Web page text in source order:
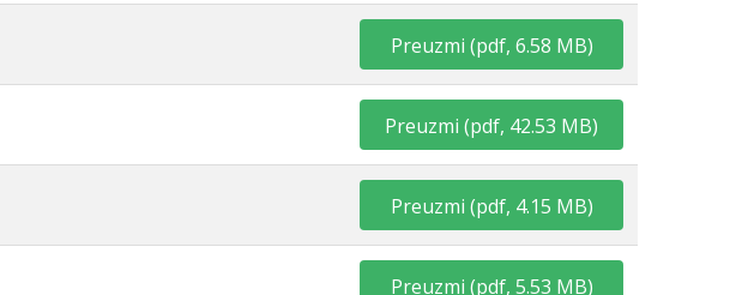
Preuzmi (pdf, 6.58 MB)
Preuzmi (pdf, 42.53 MB)
Preuzmi (pdf, 4.15 MB)
Preuzmi (pdf, 5.53 MB)